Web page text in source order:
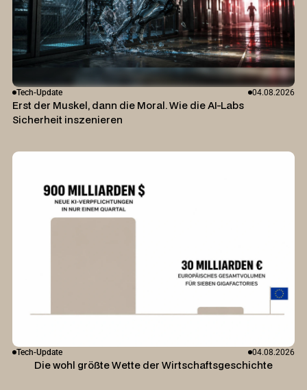
Tech-Update 04.08.2026
Erst der Muskel, dann die Moral. Wie die AI-Labs
Sicherheit inszenieren
Tech-Update 04.08.2026
Die wohl größte Wette der Wirtschaftsgeschichte